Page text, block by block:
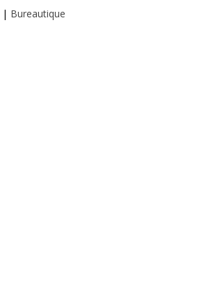
| Bureautique